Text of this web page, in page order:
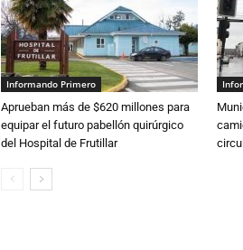
Informando Primero
Aprueban más de $620 millones para
equipar el futuro pabellón quirúrgico
del Hospital de Frutillar